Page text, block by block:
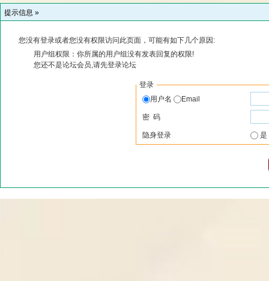
提示信息 »
您没有登录或者您没有权限访问此页面，可能有如下几个原因:
用户组权限：你所属的用户组没有发表回复的权限!
您还不是论坛会员,请先登录论坛
登录
用户名
Email
密 码
隐身登录